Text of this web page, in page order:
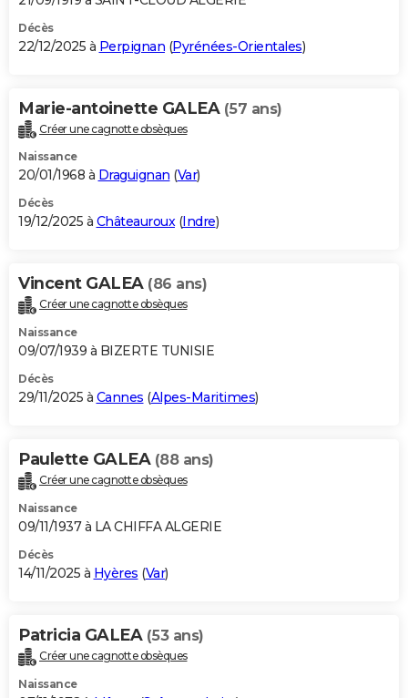
Décès
22/12/2025 à Perpignan (Pyrénées-Orientales)
Marie-antoinette GALEA (57 ans)
Créer une cagnotte obsèques
Naissance
20/01/1968 à Draguignan (Var)
Décès
19/12/2025 à Châteauroux(Indre)
Vincent GALEA (86 ans)
Créer une cagnotte obsèques
Naissance
09/07/1939 à BIZERTE TUNISIE
Décès
29/11/2025 à Cannes (Alpes-Maritimes)
Paulette GALEA (88 ans)
Créer une cagnotte obsèques
Naissance
09/11/1937 à LA CHIFFA ALGERIE
Décès
14/11/2025 à Hyères (Var)
Patricia GALEA (53 ans)
Créer une cagnotte obsèques
Naissance